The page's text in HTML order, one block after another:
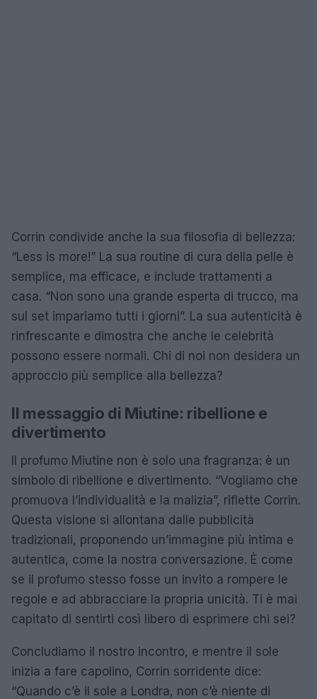
Corrin condivide anche la sua filosofia di bellezza:
“Less is more!” La sua routine di cura della pelle è
semplice, ma efficace, e include trattamenti a
casa. “Non sono una grande esperta di trucco, ma
sul set impariamo tutti i giorni”. La sua autenticità è
rinfrescante e dimostra che anche le celebrità
possono essere normali. Chi di noi non desidera un
approccio più semplice alla bellezza?
Il messaggio di Miutine: ribellione e
divertimento
Il profumo Miutine non è solo una fragranza: è un
simbolo di ribellione e divertimento. “Vogliamo che
promuova l’individualità e la malizia”, riflette Corrin.
Questa visione si allontana dalle pubblicità
tradizionali, proponendo un’immagine più intima e
autentica, come la nostra conversazione. È come
se il profumo stesso fosse un invito a rompere le
regole e ad abbracciare la propria unicità. Ti è mai
capitato di sentirti così libero di esprimere chi sei?
Concludiamo il nostro incontro, e mentre il sole
inizia a fare capolino, Corrin sorridente dice:
“Quando c’è il sole a Londra, non c’è niente di